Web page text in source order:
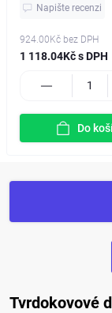
Napište recenzi
924.00Kč bez DPH
1 118.04Kč s DPH
Do
Tvrdokovové